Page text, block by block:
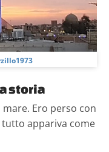
storia
Ero perso con
appariva come